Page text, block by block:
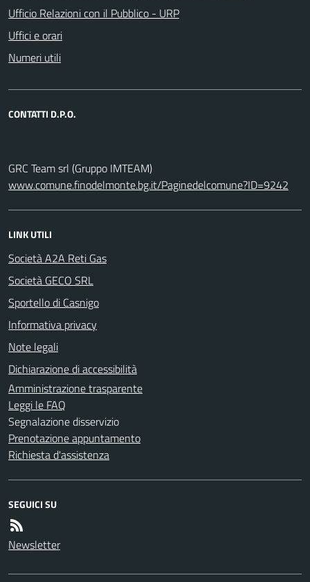
Ufficio Relazioni con il Pubblico - URP
Uffici e orari
Numeri utili
CONTATTI D.P.O.
GRC Team srl (Gruppo IMTEAM)
www.comune.finodelmonte.bg.it/Paginedelcomune?ID=9242
LINK UTILI
Società A2A Reti Gas
Società GECO SRL
Sportello di Casnigo
Informativa privacy
Note legali
Dichiarazione di accessibilità
Amministrazione trasparente
Leggi le FAQ
Segnalazione disservizio
Prenotazione appuntamento
Richiesta d'assistenza
SEGUICI SU
Newsletter